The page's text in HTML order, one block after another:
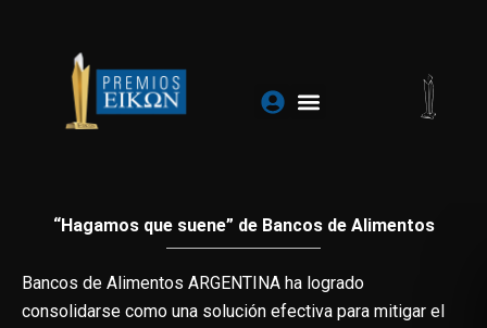
contenido
“Hagamos que suene” de Bancos de Alimentos
Bancos de Alimentos ARGENTINA ha logrado
consolidarse como una solución efectiva para mitigar el